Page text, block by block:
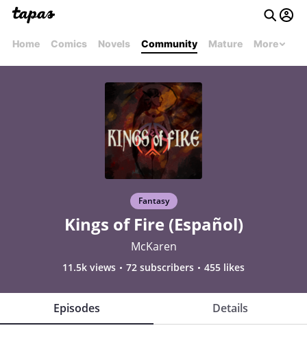
Home Comics Novels Community Mature More
Fantasy
Kings of Fire (Español)
McKaren
11.5k views 72 subscribers 455 likes
Episodes Details